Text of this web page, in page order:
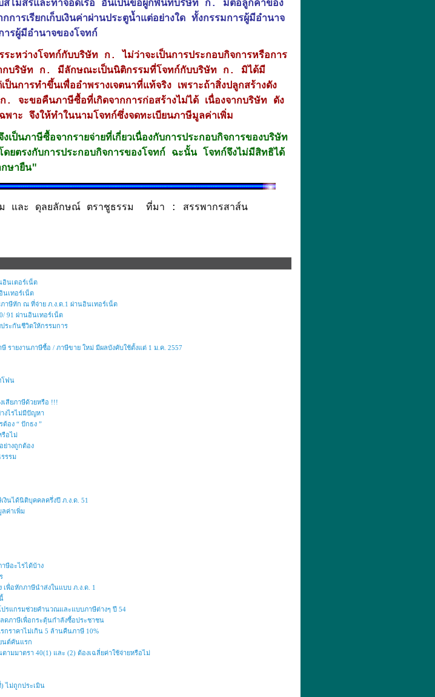
สโมสรและท่าจอดเรือ อันเป็นข้อผูกพันที่บริษัท ก. มีต่อลูกค้าของ
การเรียกเก็บเงินค่าผ่านประตูน้ำแต่อย่างใด ทั้งกรรมการผู้มีอำนาจ
รผู้มีอำนาจของโจทก์
ระหว่างโจทก์กับบริษัท ก. ไม่ว่าจะเป็นการประกอบกิจการหรือการ
กบริษัท ก. มีลักษณะเป็นนิติกรรมที่โจทก์กับบริษัท ก. มิได้มี
นการทำขึ้นเพื่ออำพรางเจตนาที่แท้จริง เพราะถ้าสิ่งปลูกสร้างดัง
. จะขอคืนภาษีซื้อที่เกิดจากการก่อสร้างไม่ได้ เนื่องจากบริษัท ดัง
พาะ จึงให้ทำในนามโจทก์ซึ่งจดทะเบียนภาษีมูลค่าเพิ่ม
ป็นภาษีซื้อจากรายจ่ายที่เกี่ยวเนื่องกับการประกอบกิจการของบริษัท
ยตรงกับการประกอบกิจการของโจทก์ ฉะนั้น โจทก์จึงไม่มีสิทธิได้
ษายืน"
และ ดุลยลักษณ์ ตราชูธรรม ที่มา : สรรพากรสาส์น
อินเตอร์เน็ต
นเทอร์เน็ต
าษีหัก ณ ที่จ่าย ภ.ง.ด.1 ผ่านอินเทอร์เน็ต
91 ผ่านอินเทอร์เน็ต
ระกันชีวิตให้กรรมการ
รายงานภาษีซื้อ / ภาษีขาย ใหม่ มีผลบังคับใช้ตั้งแต่ 1 ม.ค. 2557
โฟน
เสียภาษีด้วยหรือ !!!
งไรไม่มีปัญหา
อง “ ปักธง ”
รือไม่
ย่างถูกต้อง
รรม
งินได้นิติบุคคลครึ่งปี ภ.ง.ด. 51
ค่าเพิ่ม
ษีอะไรได้บ้าง
พื่อหักภาษีนำส่งในแบบ ภ.ง.ด. 1
รแกรมช่วยคำนวณและแบบภาษีต่างๆ ปี 54
ดภาษีเพื่อกระตุ้นกำลังซื้อประชาชน
ราคาไม่เกิน 5 ล้านคืนภาษี 10%
นต์คันแรก
ามมาตรา 40(1) และ (2) ต้องเฉลี่ยค่าใช้จ่ายหรือไม่
ไม่ถูกประเมิน